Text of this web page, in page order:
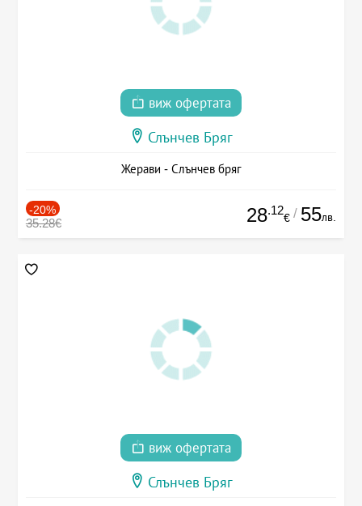
виж офертата
Слънчев Бряг
Жерави - Слънчев бряг
-20%
35.28€ 28.12
€ / 55лв.
виж офертата
Слънчев Бряг